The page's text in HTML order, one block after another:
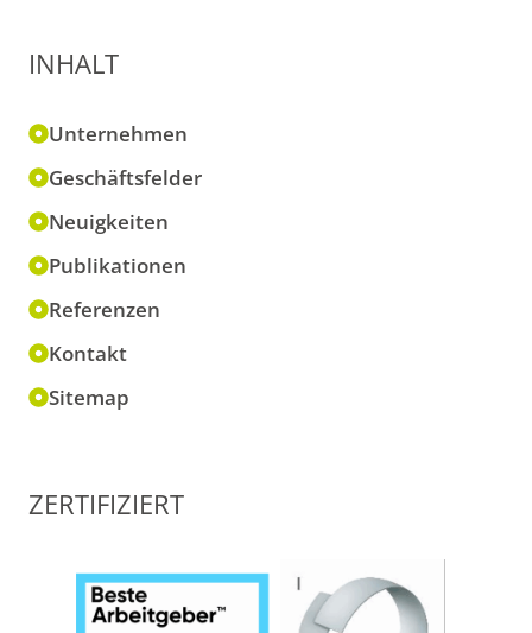
INHALT
Unternehmen
Geschäftsfelder
Neuigkeiten
Publikationen
Referenzen
Kontakt
Sitemap
ZERTIFIZIERT